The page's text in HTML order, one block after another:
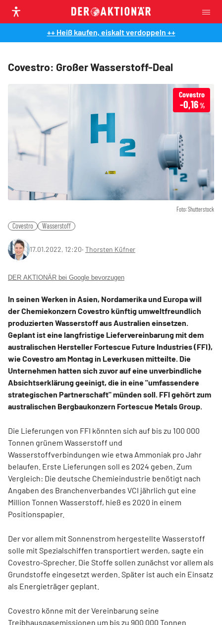
++ Heiß kaufen, eiskalt verdoppeln ++
Covestro: Großer Wasserstoff-Deal
Foto: Shutterstock
Covestro
-0,16%
Covestro Wasserstoff
17.01.2022, 12:20‧ Thorsten Küfner
DER AKTIONÄR bei Google bevorzugen
In seinen Werken in Asien, Nordamerika und Europa will
der Chemiekonzern Covestro künftig umweltfreundlich
produzierten Wasserstoff aus Australien einsetzen.
Geplant ist eine langfristige Liefervereinbarung mit dem
australischen Hersteller Fortescue Future Industries (FFI),
wie Covestro am Montag in Leverkusen mitteilte. Die
Unternehmen hatten sich zuvor auf eine unverbindliche
Absichtserklärung geeinigt, die in eine "umfassendere
strategischen Partnerschaft" münden soll. FFI gehört zum
australischen Bergbaukonzern Fortescue Metals Group.
Die Lieferungen von FFI könnten sich auf bis zu 100 000
Tonnen grünem Wasserstoff und
Wasserstoffverbindungen wie etwa Ammoniak pro Jahr
belaufen. Erste Lieferungen soll es 2024 geben. Zum
Vergleich: Die deutsche Chemieindustrie benötigt nach
Angaben des Branchenverbandes VCI jährlich gut eine
Million Tonnen Wasserstoff, hieß es 2020 in einem
Positionspapier.
Der vor allem mit Sonnenstrom hergestellte Wasserstoff
solle mit Spezialschiffen transportiert werden, sagte ein
Covestro-Sprecher. Die Stoffe sollen zunächst vor allem als
Grundstoffe eingesetzt werden. Später ist auch ein Einsatz
als Energieträger geplant.
Covestro könne mit der Vereinbarung seine
Treibhausgasemissionen um bis zu 900 000 Tonnen